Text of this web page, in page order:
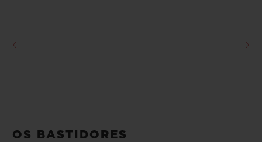
OS BASTIDORES